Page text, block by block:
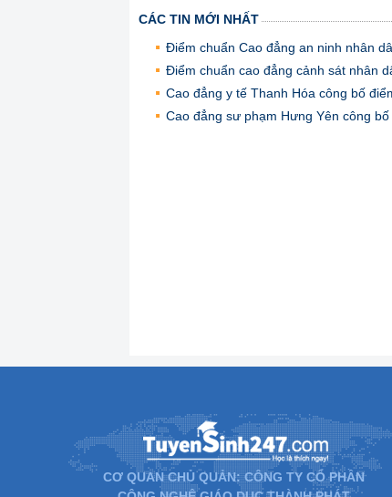
CÁC TIN MỚI NHẤT
Điểm chuẩn Cao đẳng an ninh nhân
Điểm chuẩn cao đẳng cảnh sát nhân
Cao đẳng y tế Thanh Hóa công bố
Cao đẳng sư phạm Hưng Yên công
CƠ QUAN CHỦ QUẢN: CÔNG TY CỔ PHẦN